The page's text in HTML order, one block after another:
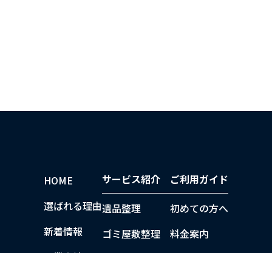
HOME
選ばれる理由
新着情報
サービス紹介
遺品整理
ゴミ屋敷整理
ご利用ガイド
初めての方へ
料金案内